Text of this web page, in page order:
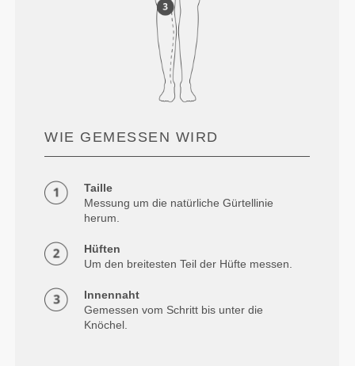
WIE GEMESSEN WIRD
Taille
Messung um die natürliche Gürtellinie
herum.
Hüften
Um den breitesten Teil der Hüfte messen.
Innennaht
Gemessen vom Schritt bis unter die
Knöchel.